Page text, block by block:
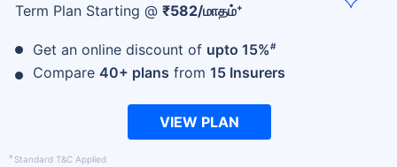
Term Plan Starting @ ₹582/மாதம்+
Get an online discount of upto 15%#
Compare 40+ plans from 15 Insurers
VIEW PLAN
+Standard T&C Applied